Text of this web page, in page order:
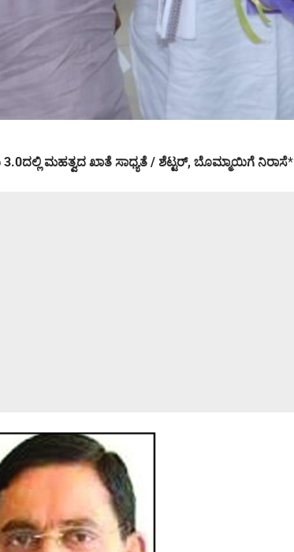
ಮಹತ್ವದ ಖಾತೆ ಸಾಧ್ಯತೆ / ಶೆಟ್ಟರ್, ಬೊಮ್ಮಾಯಿಗೆ ನಿರಾಸೆ*